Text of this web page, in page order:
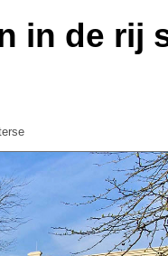
in de rij